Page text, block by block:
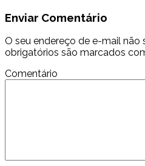
Enviar Comentário
O seu endereço de e-mail não
obrigatórios são marcados
Comentário